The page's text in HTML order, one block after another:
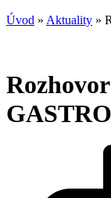
Úvod » Aktuality »